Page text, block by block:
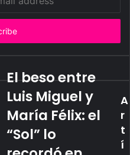
El beso entre
Luis Miguel y
María Félix: el
“Sol” lo
A
r
t
í